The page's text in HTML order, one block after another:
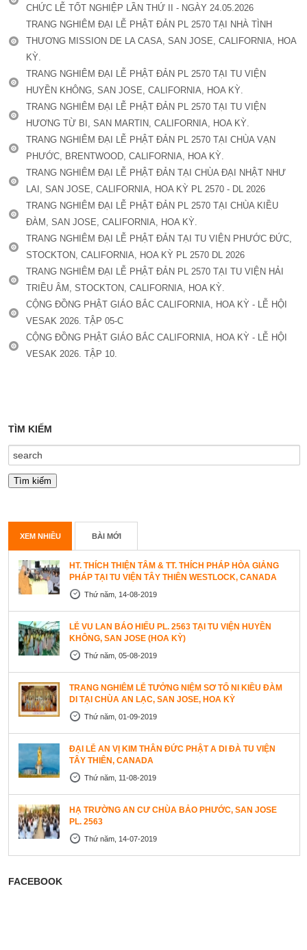
CHỨC LỄ TỐT NGHIỆP LẦN THỨ II - NGÀY 24.05.2026
TRANG NGHIÊM ĐẠI LỄ PHẬT ĐẢN PL 2570 TẠI NHÀ TÌNH
THƯƠNG MISSION DE LA CASA, SAN JOSE, CALIFORNIA, HOA
KỲ.
TRANG NGHIÊM ĐẠI LỄ PHẬT ĐẢN PL 2570 TẠI TU VIỆN
HUYỀN KHÔNG, SAN JOSE, CALIFORNIA, HOA KỲ.
TRANG NGHIÊM ĐẠI LỄ PHẬT ĐẢN PL 2570 TẠI TU VIỆN
HƯƠNG TỪ BI, SAN MARTIN, CALIFORNIA, HOA KỲ.
TRANG NGHIÊM ĐẠI LỄ PHẬT ĐẢN PL 2570 TẠI CHÙA VẠN
PHƯỚC, BRENTWOOD, CALIFORNIA, HOA KỲ.
TRANG NGHIÊM ĐẠI LỄ PHẬT ĐẢN TẠI CHÙA ĐẠI NHẬT NHƯ
LAI, SAN JOSE, CALIFORNIA, HOA KỲ PL 2570 - DL 2026
TRANG NGHIÊM ĐẠI LỄ PHẬT ĐẢN PL 2570 TẠI CHÙA KIỀU
ĐÀM, SAN JOSE, CALIFORNIA, HOA KỲ.
TRANG NGHIÊM ĐẠI LỄ PHẬT ĐẢN TẠI TU VIỆN PHƯỚC ĐỨC,
STOCKTON, CALIFORNIA, HOA KỲ PL 2570 DL 2026
TRANG NGHIÊM ĐẠI LỄ PHẬT ĐẢN PL 2570 TẠI TU VIỆN HẢI
TRIỀU ÂM, STOCKTON, CALIFORNIA, HOA KỲ.
CỘNG ĐỒNG PHẬT GIÁO BẮC CALIFORNIA, HOA KỲ - LỄ HỘI
VESAK 2026. TẬP 05-C
CỘNG ĐỒNG PHẬT GIÁO BẮC CALIFORNIA, HOA KỲ - LỄ HỘI
VESAK 2026. TẬP 10.
TÌM KIẾM
XEM NHIỀU BÀI MỚI
HT. THÍCH THIỆN TÂM & TT. THÍCH PHÁP HÒA GIẢNG
PHÁP TẠI TU VIỆN TÂY THIÊN WESTLOCK, CANADA
Thứ năm, 14-08-2019
LỄ VU LAN BÁO HIẾU PL. 2563 TẠI TU VIỆN HUYỀN
KHÔNG, SAN JOSE (HOA KỲ)
Thứ năm, 05-08-2019
TRANG NGHIÊM LỄ TƯỞNG NIỆM SƠ TỔ NI KIỀU ĐÀM
DI TẠI CHÙA AN LẠC, SAN JOSE, HOA KỲ
Thứ năm, 01-09-2019
ĐẠI LỄ AN VỊ KIM THÂN ĐỨC PHẬT A DI ĐÀ TU VIỆN
TÂY THIÊN, CANADA
Thứ năm, 11-08-2019
HẠ TRƯỜNG AN CƯ CHÙA BẢO PHƯỚC, SAN JOSE
PL. 2563
Thứ năm, 14-07-2019
FACEBOOK